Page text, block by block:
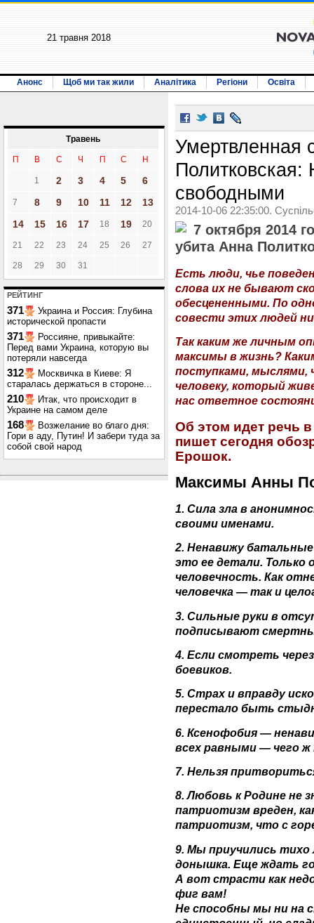
21 травня 2018
Анонс Щоб ми так жили Аналітика Регіони Освіта
Травень
П В С Ч П С Н
1 2 3 4 5 6
7 8 9 10 11 12
13
14
15 16 17 18 19 20
21 22 23 24 25 26 27
28 29 30 31
РЕЙТИНГ
371
Украина и Россия: Глубина
исторической пропасти
371
Россияне, привыкайте:
Перед вами Украина, которую вы
потеряли навсегда
312
Москвичка в Киеве: Я
старалась держаться в стороне...
210
Итак, что происходит в
Украине на самом деле
168
Возжелание во благо дня:
Гори в аду, Путин! И забери туда за
собой свой народ
Умертвленная
Политковская:
свободными
2014-10-06 22:35:00.
7 октября 2014
убита Анна
Есть люди, чье
слова их не бывают
обесцененными. По
совести этих людей
Так каким же личным
максимы в жизнь?
поступками, мыслями,
человеку, который
нас ответное
Об этом идет речь
пишет сегодня
Ерошок.
Максимы Анны
1. Сила зла в
своими именами.
2. Ненавижу
это ее детали. Только
человечность. Как
человечка — так и
3. Сильные руки в
подписывают
4. Если смотреть
боевиков.
5. Страх и вправду
перестало быть
6. Ксенофобия —
всех равными — чего
7. Нельзя
8. Любовь к Родине не
патриотизм вреден,
патриотизм, что с
9. Мы приучились
донышка. Еще ждать
А вот страсти как
фиг вам!
Не способны мы ни на